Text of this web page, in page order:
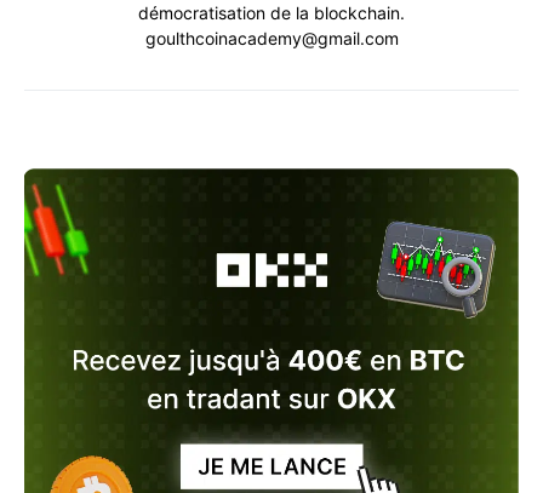
démocratisation de la blockchain.
goulthcoinacademy@gmail.com